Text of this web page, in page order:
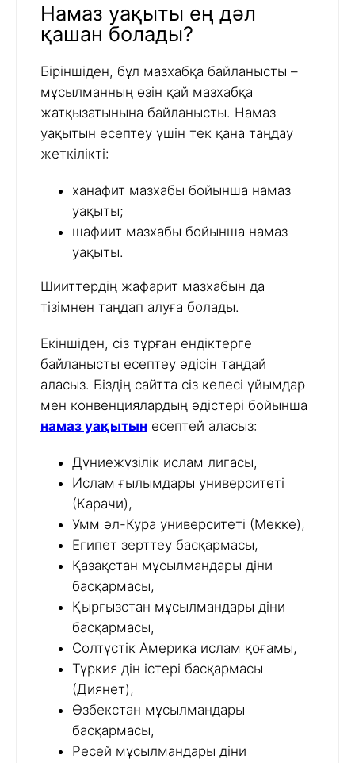
Намаз уақыты ең дәл
қашан болады?
Біріншіден, бұл мазхабқа байланысты –
мұсылманның өзін қай мазхабқа
жатқызатынына байланысты. Намаз
уақытын есептеу үшін тек қана таңдау
жеткілікті:
ханафит мазхабы бойынша намаз
уақыты;
шафиит мазхабы бойынша намаз
уақыты.
Шииттердің жафарит мазхабын да
тізімнен таңдап алуға болады.
Екіншіден, сіз тұрған ендіктерге
байланысты есептеу әдісін таңдай
аласыз. Біздің сайтта сіз келесі ұйымдар
мен конвенциялардың әдістері бойынша
намаз уақытын есептей аласыз:
Дүниежүзілік ислам лигасы,
Ислам ғылымдары университеті
(Карачи),
Умм әл-Кура университеті (Мекке),
Египет зерттеу басқармасы,
Қазақстан мұсылмандары діни
басқармасы,
Қырғызстан мұсылмандары діни
басқармасы,
Солтүстік Америка ислам қоғамы,
Түркия дін істері басқармасы
(Диянет),
Өзбекстан мұсылмандары
басқармасы,
Ресей мұсылмандары діни